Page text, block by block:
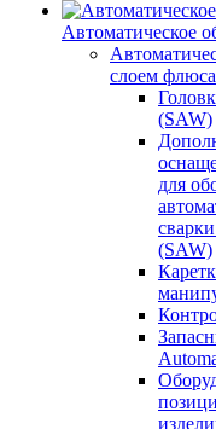
Автоматическое
слоем
(SAW)
для
(SAW)